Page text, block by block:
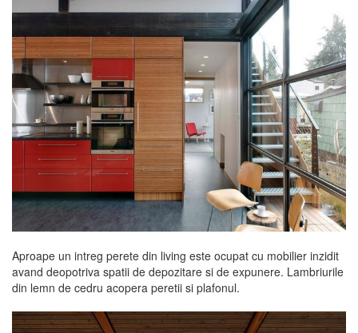
Aproape un intreg perete din living este ocupat cu mobilier inzidit
avand deopotriva spatii de depozitare si de expunere. Lambriurile
din lemn de cedru acopera peretii si plafonul.